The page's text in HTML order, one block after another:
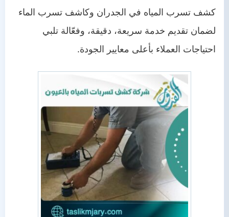
كشف تسرب المياه في الجدران وكاشف تسرب الماء
لضمان تقديم خدمة سريعة، دقيقة، وفعّالة تلبي
احتياجات العملاء بأعلى معايير الجودة.